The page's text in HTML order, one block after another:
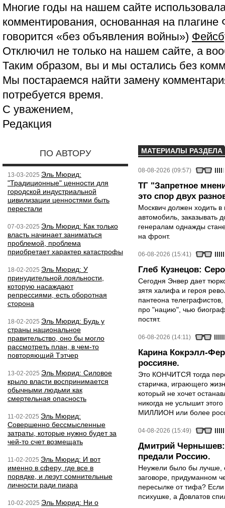
Многие годы на нашем сайте
комментирования, основанная на
говорится «без объявления войны»)
Отключил не только на нашем сайте, а
Таким образом, вы и мы остались без
Мы постараемся найти замену
потребуется время.
С уважением,
Редакция
ПО АВТОРУ
13-03-2025 Эль Мюрид:
"Традиционные" ценности для
городской индустриальной
цивилизации ценностями быть
перестали
07-03-2025 Эль Мюрид: Как только
власть начинает заниматься
проблемой, проблема
приобретает характер катастрофы
18-02-2025 Эль Мюрид: У
принудительной лояльности,
которую насаждают
репрессиями, есть оборотная
сторона
18-02-2025 Эль Мюрид: Будь у
страны национальное
правительство, оно бы могло
рассмотреть план, в чем-то
повторяющий Тэтчер
13-02-2025 Эль Мюрид: Силовое
крыло власти воспринимается
обычными людьми как
смертельная опасность
11-02-2025 Эль Мюрид:
Совершенно бессмысленные
затраты, которые нужно будет за
чей-то счет возмещать
11-02-2025 Эль Мюрид: И вот
именно в сферу, где все в
порядке, и лезут сомнительные
личности ради пиара
10-02-2025 Эль Мюрид: Ни о
МАТЕРИАЛЫ РАЗДЕЛА
08-08-2026 (09:57)
ТГ "Запретное
это спор двух
Москвич должен ходить в
автомобиль, заказывать
генералам однажды
на фронт.
06-08-2026 (15:41)
Глеб Кузнецов:
Сегодня Энвер дает
зятя халифа и героя
пантеона
про "нацию", чью
постят.
06-08-2026 (14:11)
Карина Кокрэлл-
россияне.
Это КОНЧИТСЯ тогда
старичка, играющего
который не хочет
никогда не услышит
МИЛЛИОН или более
04-08-2026 (15:49)
Дмитрий Чернышев:
предали Россию.
Неужели было бы лучше,
заговоре, придуманном
пересылке от тифа?
психушке, а Довлатов